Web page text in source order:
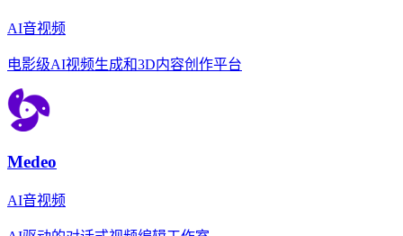
AI音视频
电影级AI视频生成和3D内容创作平台
Medeo
AI音视频